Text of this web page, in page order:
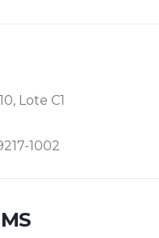
Lote C1
1002